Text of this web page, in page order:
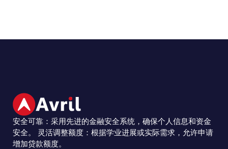
安全可靠：采用先进的金融安全系统，确保个人信息和资金
安全。 灵活调整额度：根据学业进展或实际需求，允许申请
增加贷款额度。